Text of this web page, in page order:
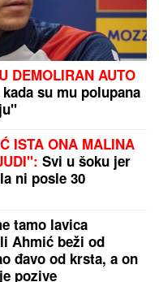
JAHTIZategnuta kao
košulju i pokazala
(Foto)